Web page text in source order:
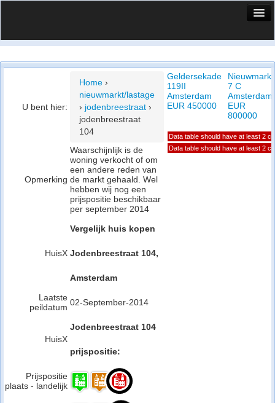
Vergelijk prijsposities - wijk
Nieuws
Cookie beleid
U bent hier:
Home ›
nieuwmarkt/lastage
› jodenbreestraat ›
jodenbreestraat
104
Opmerking
Waarschijnlijk is de
woning verkocht of om
een andere reden van
de markt gehaald. Wel
hebben wij nog een
prijspositie beschikbaar
per september 2014
HuisX
Vergelijk huis kopen
Jodenbreestraat 104,
Amsterdam
Laatste
peildatum 02-September-2014
HuisX
Jodenbreestraat 104
prijspositie:
Prijspositie
plaats - landelijk
Geldersekade
119II
Amsterdam
EUR 450000
Nieuwmarkt
7 C
Amsterdam
EUR
800000
Data table should have at least 2
Data table should have at least 2